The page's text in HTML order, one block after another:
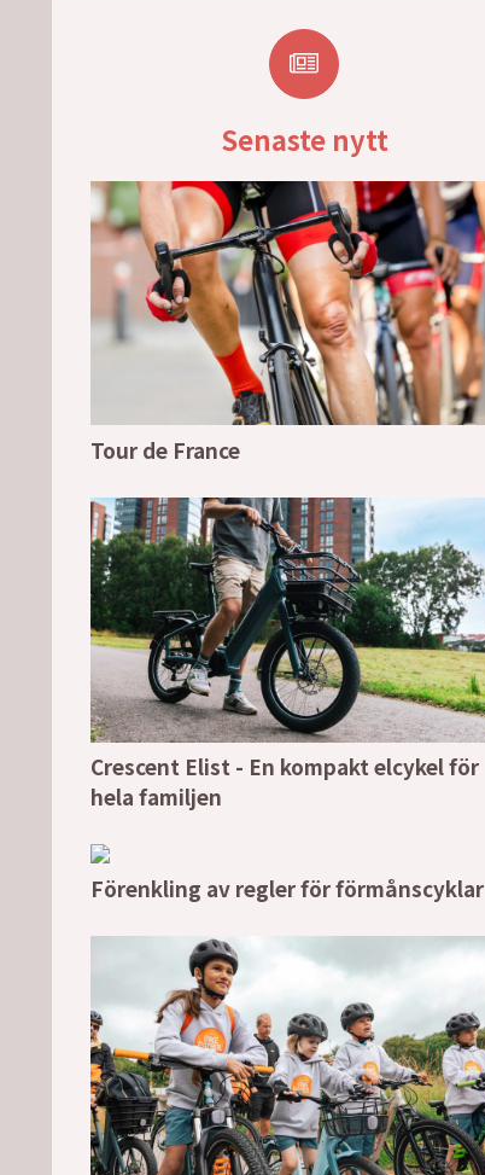
Senaste nytt
Tour de France
Crescent Elist - En kompakt elcykel för
hela familjen
Förenkling av regler för förmånscyklar